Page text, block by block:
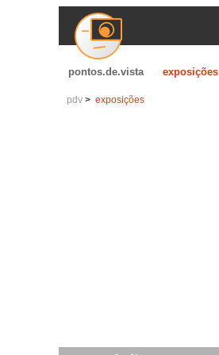
pontos.de.vista exposições
pdv exposições